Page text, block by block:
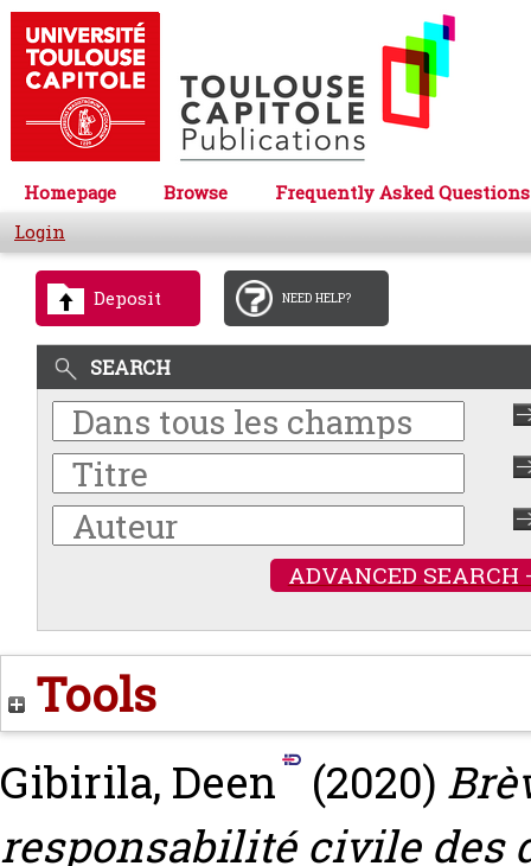
Homepage Browse
Frequently Asked Questions
Login
Deposit NEED HELP?
SEARCH
ADVANCED SEARCH
Tools
Gibirila, Deen (2020)
responsabilité civile des